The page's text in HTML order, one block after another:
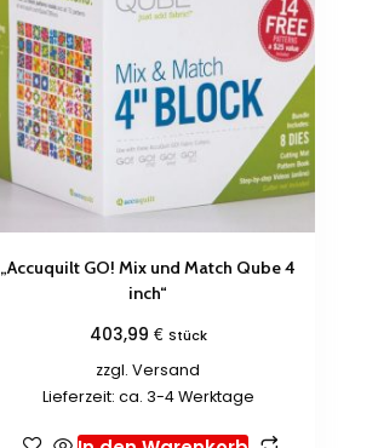
„Accuquilt GO! Mix und Match Qube 4
inch“
403,99 € Stück
zzgl.Versand
Lieferzeit: ca. 3-4 Werktage